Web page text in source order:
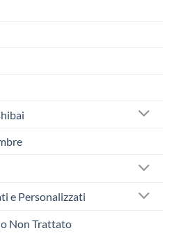
e Personalizzati
Non Trattato